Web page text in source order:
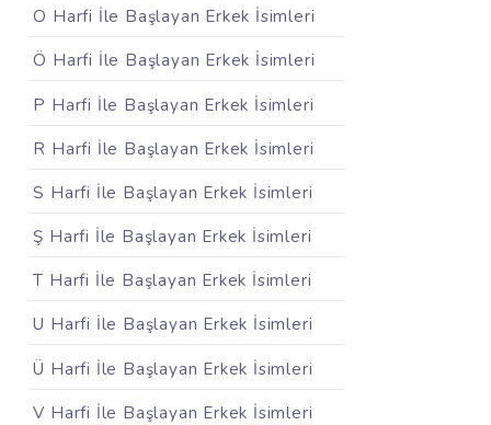
O Harfi İle Başlayan Erkek İsimleri
Ö Harfi İle Başlayan Erkek İsimleri
P Harfi İle Başlayan Erkek İsimleri
R Harfi İle Başlayan Erkek İsimleri
S Harfi İle Başlayan Erkek İsimleri
Ş Harfi İle Başlayan Erkek İsimleri
T Harfi İle Başlayan Erkek İsimleri
U Harfi İle Başlayan Erkek İsimleri
Ü Harfi İle Başlayan Erkek İsimleri
V Harfi İle Başlayan Erkek İsimleri